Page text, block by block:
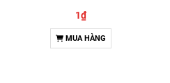
1₫
MUA HÀNG